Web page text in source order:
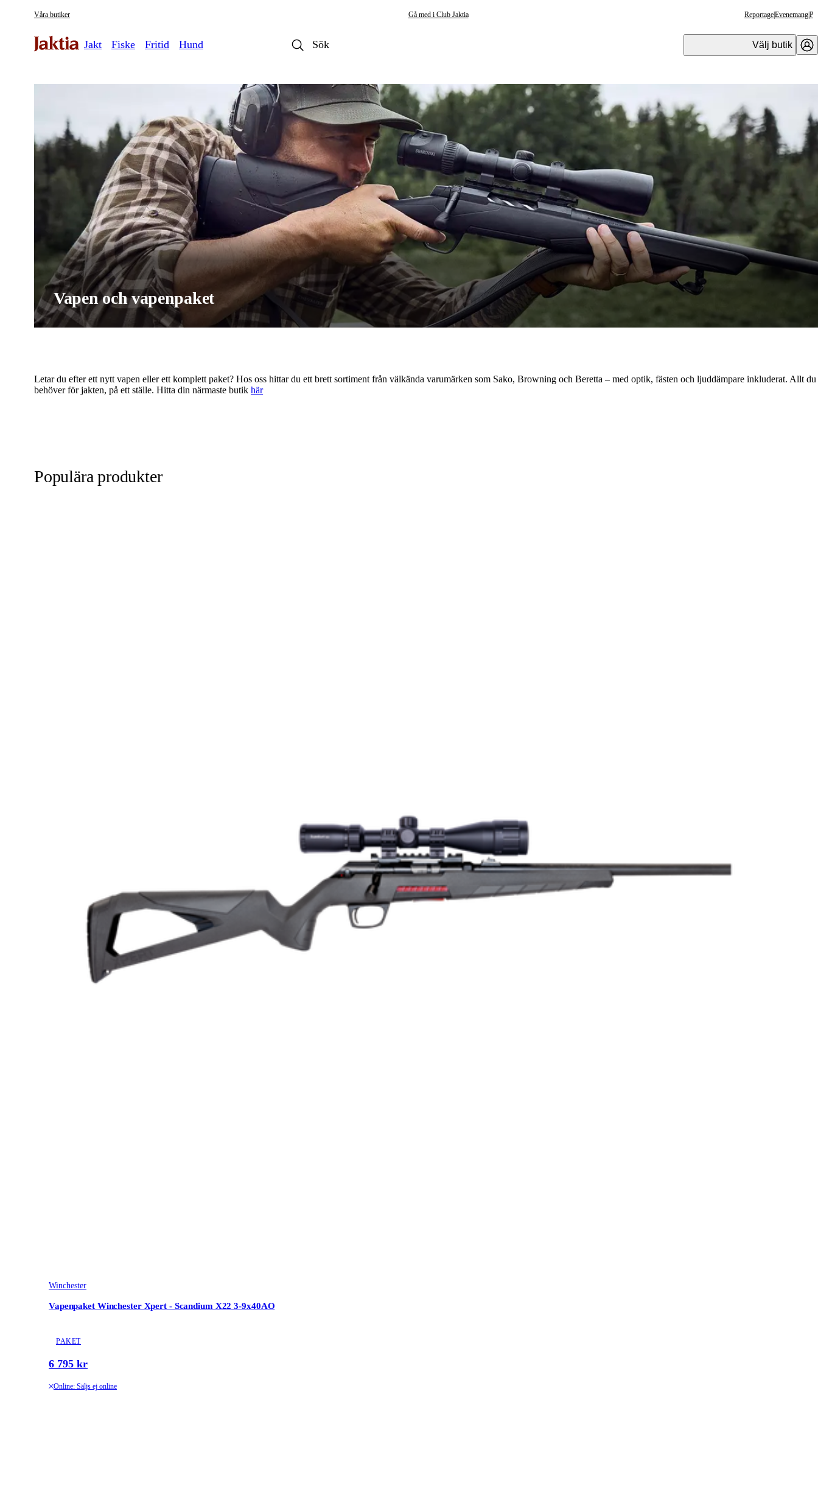
Våra butiker Gå med i Club Jaktia ReportageEvenemang
Jakt Fiske Fritid Hund Välj butik
Vapen och vapenpaket
Letar du efter ett nytt vapen eller ett komplett paket? Hos oss hittar du ett brett sortiment från välkända varumärken som Sako, Browning och Beretta – med optik, fästen och ljuddämpare inkluderat. Allt du
behöver för jakten, på ett ställe. Hitta din närmaste butik här
Populära produkter
Winchester
Vapenpaket Winchester Xpert - Scandium X22 3-9x40AO
PAKET
6 795 kr
Online: Säljs ej online